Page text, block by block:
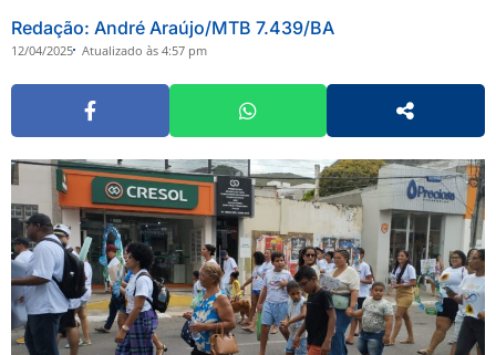
Redação: André Araújo/MTB 7.439/BA
12/04/2025 Atualizado às 4:57 pm